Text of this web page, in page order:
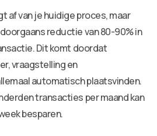
af van je huidige proces, maar
reductie van 80-90% in
Dit komt doordat
vraagstelling en
automatisch plaatsvinden.
transacties per maand kan
besparen.